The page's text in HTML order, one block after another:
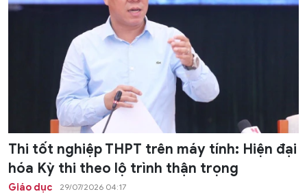
Thi tốt nghiệp THPT trên máy tính: Hiện đại
hóa Kỳ thi theo lộ trình thận trọng
Giáo dục 29/07/2026 04:17